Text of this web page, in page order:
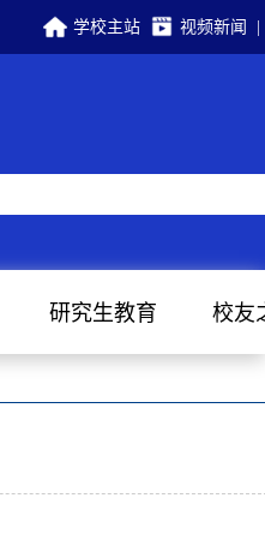
学校主站 视频新闻
研究生教育 校友